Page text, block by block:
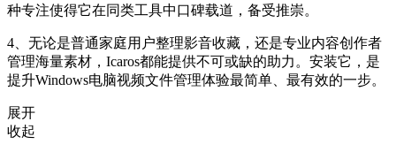
种专注使得它在同类工具中口碑载道，备受推崇。
4、无论是普通家庭用户整理影音收藏，还是专业内容创作者
管理海量素材，Icaros都能提供不可或缺的助力。安装它，是
提升Windows电脑视频文件管理体验最简单、最有效的一步。
展开
收起